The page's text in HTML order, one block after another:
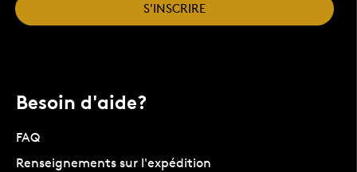
S'INSCRIRE
Besoin d'aide?
FAQ
Renseignements sur l'expédition